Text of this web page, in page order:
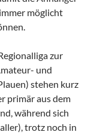
möglicht
zur
und
stehen kurz
primär aus dem
während sich
trotz noch in